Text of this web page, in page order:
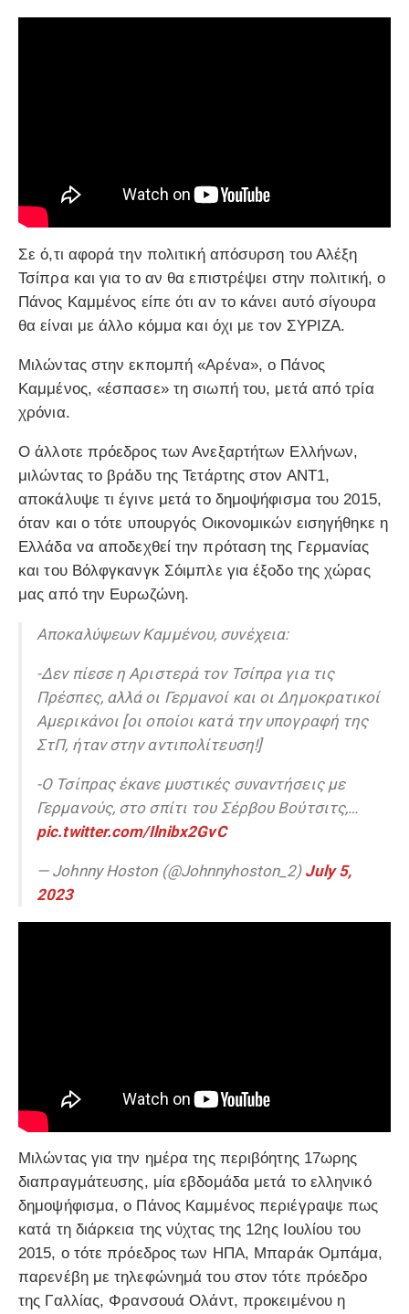
Σε ό,τι αφορά την πολιτική απόσυρση του Αλέξη
Τσίπρα και για το αν θα επιστρέψει στην πολιτική, ο
Πάνος Καμμένος είπε ότι αν το κάνει αυτό σίγουρα
θα είναι με άλλο κόμμα και όχι με τον ΣΥΡΙΖΑ.
Μιλώντας στην εκπομπή «Αρένα», ο Πάνος
Καμμένος, «έσπασε» τη σιωπή του, μετά από τρία
χρόνια.
Ο άλλοτε πρόεδρος των Ανεξαρτήτων Ελλήνων,
μιλώντας το βράδυ της Τετάρτης στον ΑΝΤ1,
αποκάλυψε τι έγινε μετά το δημοψήφισμα του 2015,
όταν και ο τότε υπουργός Οικονομικών εισηγήθηκε η
Ελλάδα να αποδεχθεί την πρόταση της Γερμανίας
και του Βόλφγκανγκ Σόιμπλε για έξοδο της χώρας
μας από την Ευρωζώνη.
Αποκαλύψεων Καμμένου, συνέχεια:
-Δεν πίεσε η Αριστερά τον Τσίπρα για τις
Πρέσπες, αλλά οι Γερμανοί και οι Δημοκρατικοί
Αμερικάνοι [οι οποίοι κατά την υπογραφή της
ΣτΠ, ήταν στην αντιπολίτευση!]
-Ο Τσίπρας έκανε μυστικές συναντήσεις με
Γερμανούς, στο σπίτι του Σέρβου Βούτσιτς,…
pic.twitter.com/Ilnibx2GvC
— Johnny Hoston (@Johnnyhoston_2) July 5,
2023
Μιλώντας για την ημέρα της περιβόητης 17ωρης
διαπραγμάτευσης, μία εβδομάδα μετά το ελληνικό
δημοψήφισμα, ο Πάνος Καμμένος περιέγραψε πως
κατά τη διάρκεια της νύχτας της 12ης Ιουλίου του
2015, ο τότε πρόεδρος των ΗΠΑ, Μπαράκ Ομπάμα,
παρενέβη με τηλεφώνημά του στον τότε πρόεδρο
της Γαλλίας, Φρανσουά Ολάντ, προκειμένου η